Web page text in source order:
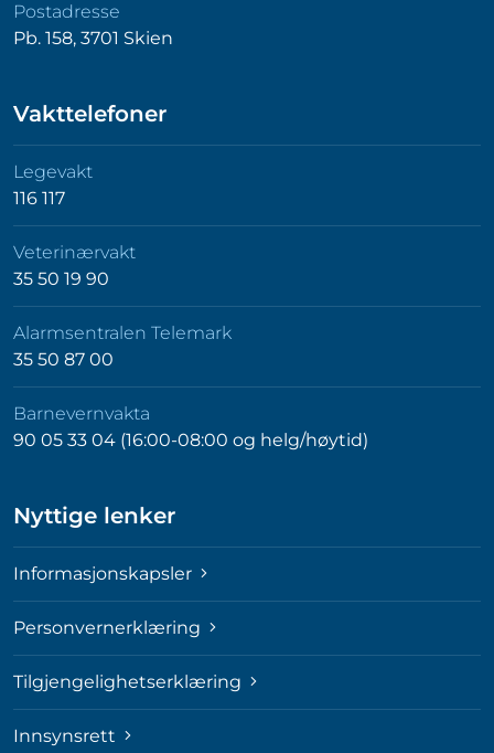
Postadresse
Pb. 158, 3701 Skien
Vakttelefoner
Legevakt
116 117
Veterinærvakt
35 50 19 90
Alarmsentralen Telemark
35 50 87 00
Barnevernvakta
90 05 33 04 (16:00-08:00 og helg/høytid)
Nyttige lenker
Informasjonskapsler
Personvernerklæring
Tilgjengelighetserklæring
Innsynsrett